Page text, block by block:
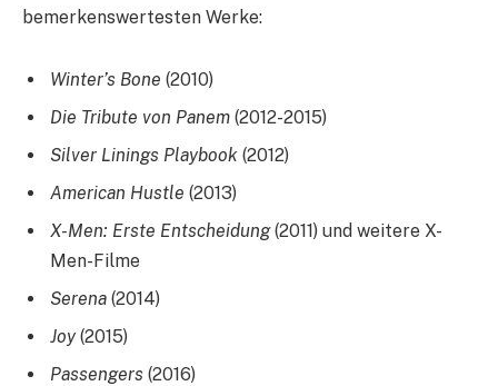
bemerkenswertesten Werke:
Winter’s Bone (2010)
Die Tribute von Panem (2012-2015)
Silver Linings Playbook (2012)
American Hustle (2013)
X-Men: Erste Entscheidung(2011) und weitere X-
Men-Filme
Serena (2014)
Joy(2015)
Passengers (2016)